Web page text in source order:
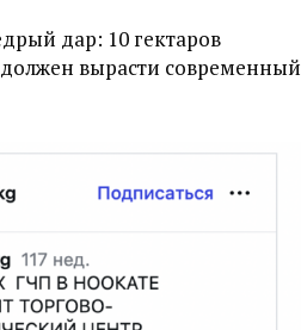
дар: 10 гектаров
должен вырасти современный